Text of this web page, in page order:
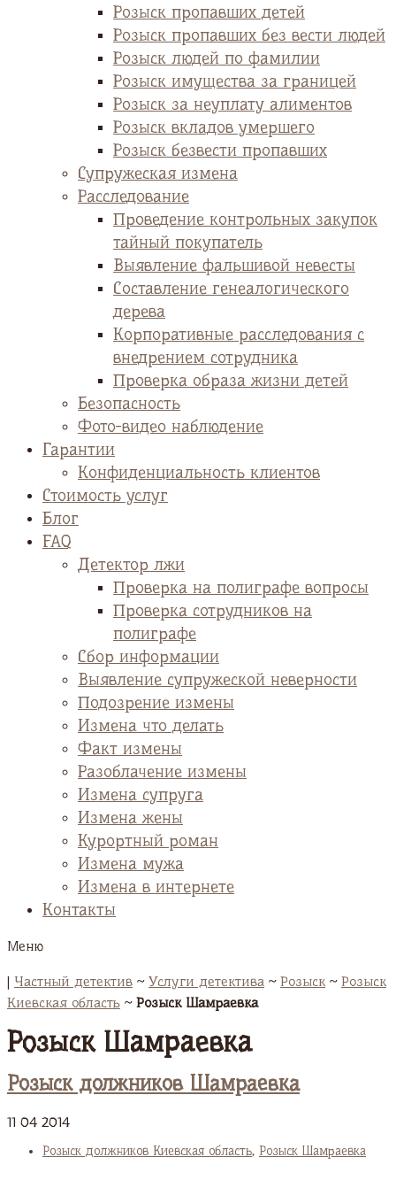
Розыск пропавших детей
Розыск пропавших без вести людей
Розыск людей по фамилии
Розыск имущества за границей
Розыск за неуплату алиментов
Розыск вкладов умершего
Розыск безвести пропавших
Супружеская измена
Расследование
Проведение контрольных закупок
тайный покупатель
Выявление фальшивой невесты
Cоставление генеалогического
дерева
Корпоративные расследования с
внедрением сотрудника
Проверка образа жизни детей
Безопасность
Фото-видео наблюдение
Гарантии
Конфиденциальность клиентов
Стоимость услуг
Блог
FAQ
Детектор лжи
Проверка на полиграфе вопросы
Проверка сотрудников на
полиграфе
Сбор информации
Выявление супружеской неверности
Подозрение измены
Измена что делать
Факт измены
Разоблачение измены
Измена супруга
Измена жены
Курортный роман
Измена мужа
Измена в интернете
Контакты
Меню
| Частный детектив ~ Услуги детектива ~ Розыск~ Розыск
Киевская область ~ Розыск Шамраевка
Розыск Шамраевка
Розыск должников Шамраевка
11 04 2014
Розыск должников Киевская область, Розыск Шамраевка